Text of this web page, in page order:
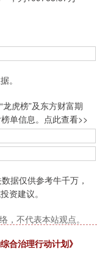
。
虎榜”及东方财富期
单信息。点此查看>>
据仅供参考牛千万，
资建议。
，不代表本站观点。
合治理行动计划》